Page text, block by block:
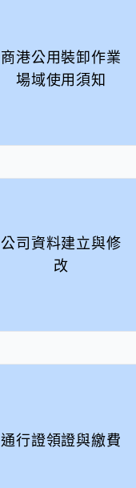
商港公用裝卸作業
場域使用須知
公司資料建立與修
改
通行證領證與繳費